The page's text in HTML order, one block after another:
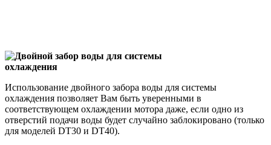
Двойной забор воды для системы
охлаждения
Использование двойного забора воды для системы
охлаждения позволяет Вам быть уверенными в
соответствующем охлаждении мотора даже, если одно из
отверстий подачи воды будет случайно заблокировано (только
для моделей DT30 и DT40).